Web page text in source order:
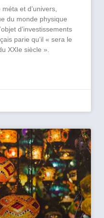
et d’univers,
du monde physique
d’investissements
parie qu’il « sera le
XXIe siècle ».